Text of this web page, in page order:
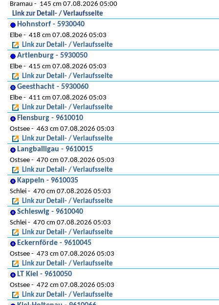
Bramau
145 cm 07.08.2026 05:00
Link zur Detail- / Verlaufsseite
Hohnstorf - 5930040
Elbe
418 cm 07.08.2026 05:03
Link zur Detail- / Verlaufsseite
Artlenburg - 5930050
Elbe
415 cm 07.08.2026 05:03
Link zur Detail- / Verlaufsseite
Geesthacht - 5930060
Elbe
411 cm 07.08.2026 05:03
Link zur Detail- / Verlaufsseite
Flensburg - 9610010
Ostsee
463 cm 07.08.2026 05:03
Link zur Detail- / Verlaufsseite
Langballigau - 9610015
Ostsee
470 cm 07.08.2026 05:03
Link zur Detail- / Verlaufsseite
Kappeln - 9610035
Schlei
470 cm 07.08.2026 05:03
Link zur Detail- / Verlaufsseite
Schleswig - 9610040
Schlei
470 cm 07.08.2026 05:03
Link zur Detail- / Verlaufsseite
Eckernförde - 9610045
Ostsee
473 cm 07.08.2026 05:03
Link zur Detail- / Verlaufsseite
LT Kiel - 9610050
Ostsee
472 cm 07.08.2026 05:03
Link zur Detail- / Verlaufsseite